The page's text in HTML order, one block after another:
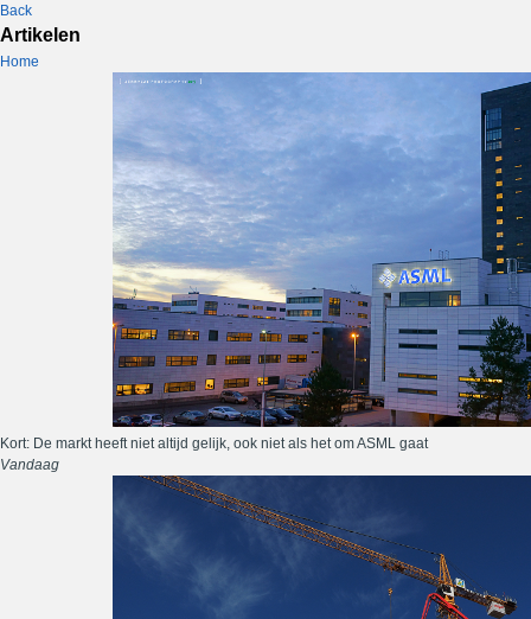
Back
Artikelen
Home
Kort: De markt heeft niet altijd gelijk, ook niet als het om ASML gaat
Vandaag